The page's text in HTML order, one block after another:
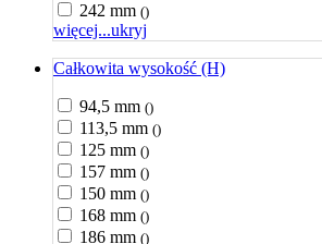
242 mm ()
więcej...ukryj
Całkowita wysokość (H)
94,5 mm ()
113,5 mm ()
125 mm ()
157 mm ()
150 mm ()
168 mm ()
186 mm ()